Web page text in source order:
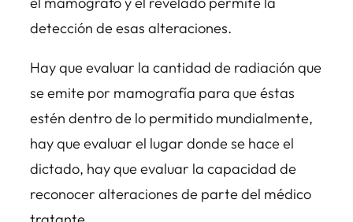
detección de esas alteraciones.
Hay que evaluar la cantidad de radiación que
se emite por mamografía para que éstas
estén dentro de lo permitido mundialmente,
hay que evaluar el lugar donde se hace el
dictado, hay que evaluar la capacidad de
reconocer alteraciones de parte del médico